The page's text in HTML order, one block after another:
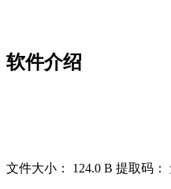
软件介绍
文件大小：
124.0 B 提取码：